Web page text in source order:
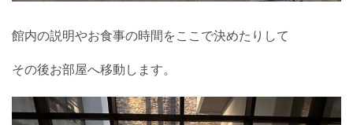
館内の説明やお食事の時間をここで決めたりして
その後お部屋へ移動します。